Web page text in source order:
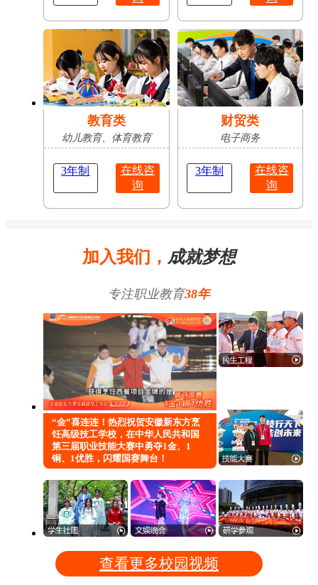
教育类
幼儿教育、体育教育
3年制
在线咨
询
财贸类
电子商务
3年制
在线咨
询
加入我们， 成就梦想
专注职业教育38年
“金”喜连连！热烈祝贺安徽新东方烹
饪高级技工学校，在中华人民共和国
第三届职业技能大赛中勇夺1金、1
铜、1优胜，闪耀国赛舞台！
查看更多校园视频